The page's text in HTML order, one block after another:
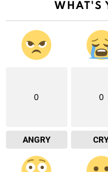
WHAT'S
0
ANGRY
0